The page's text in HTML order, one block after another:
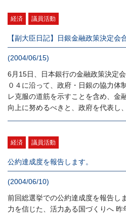
経済 議員活動
【副大臣日記】日銀金融政策決定会
(2004/06/15)
6月15日、日本銀行の金融政策決定
０４に沿って、政府・日銀の協力体
レ克服の道筋を示すことを含め、金
向上に努めるべきと、政府を代表し
経済 議員活動
公約達成度を報告します。
(2004/06/10)
前回総選挙での公約達成度を報告し
力を信じた、活力ある国づくりへ